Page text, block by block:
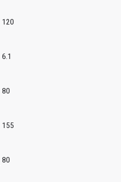
120
6.1
80
155
80